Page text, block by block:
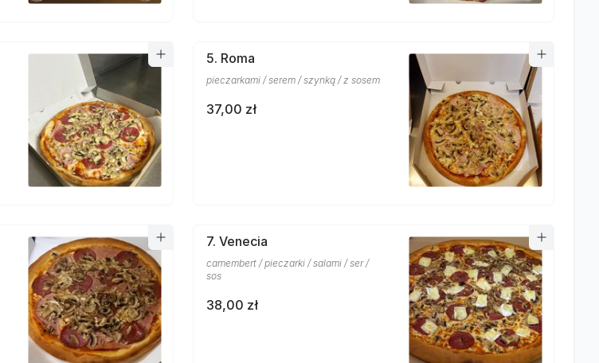
5. Roma
pieczarkami / serem / szynką / z sosem
37,00 zł
7. Venecia
camembert / pieczarki / salami / ser /
sos
38,00 zł